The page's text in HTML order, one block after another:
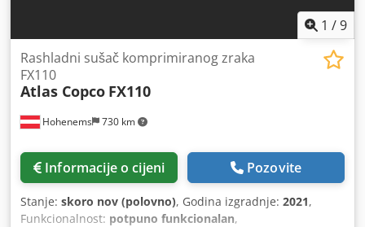
1 /9
Hohenems 730 km
Rashladni sušač komprimiranog zraka
FX110
Atlas Copco FX110
Informacije o cijeni Pozovite
Stanje: skoro nov (polovno), Godina izgradnje: 2021,
Funkcionalnost: potpuno funkcionalan,